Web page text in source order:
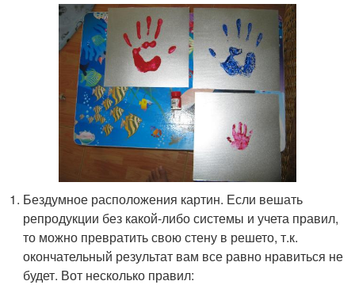
Бездумное расположения картин. Если вешать
репродукции без какой-либо системы и учета правил,
то можно превратить свою стену в решето, т.к.
окончательный результат вам все равно нравиться не
будет. Вот несколько правил: